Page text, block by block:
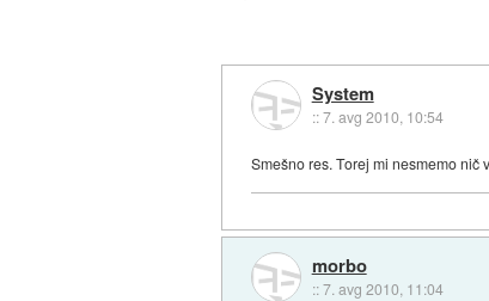
System
::7. avg 2010, 10:54
Smešno res. Torej mi nesmemo nič
morbo
::7. avg 2010, 11:04